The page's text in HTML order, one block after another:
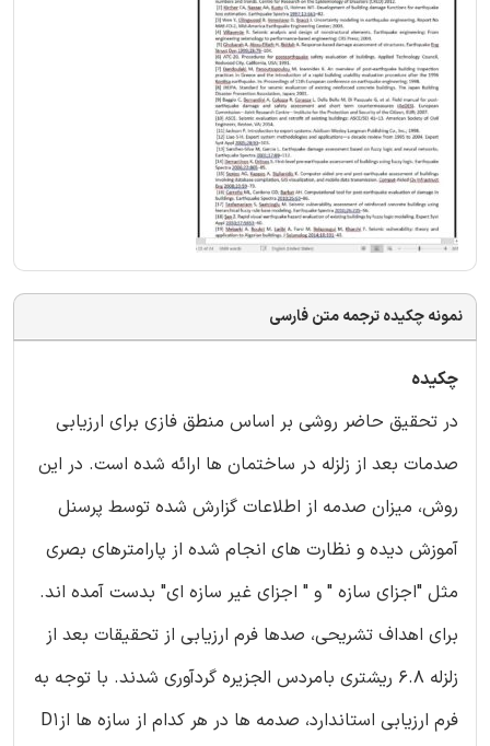
نمونه چکیده ترجمه متن فارسی
چکیده
در تحقیق حاضر روشی بر اساس منطق فازی برای ارزیابی
صدمات بعد از زلزله در ساختمان ها ارائه شده است. در این
روش، میزان صدمه از اطلاعات گزارش شده توسط پرسنل
آموزش دیده و نظارت های انجام شده از پارامترهای بصری
مثل "اجزای سازه " و " اجزای غیر سازه ای" بدست آمده اند.
برای اهداف تشریحی، صدها فرم ارزیابی از تحقیقات بعد از
زلزله 6.8 ریشتری بامردس الجزیره گردآوری شدند. با توجه به
فرم ارزیابی استاندارد، صدمه ها در هر کدام از سازه ها ازD1